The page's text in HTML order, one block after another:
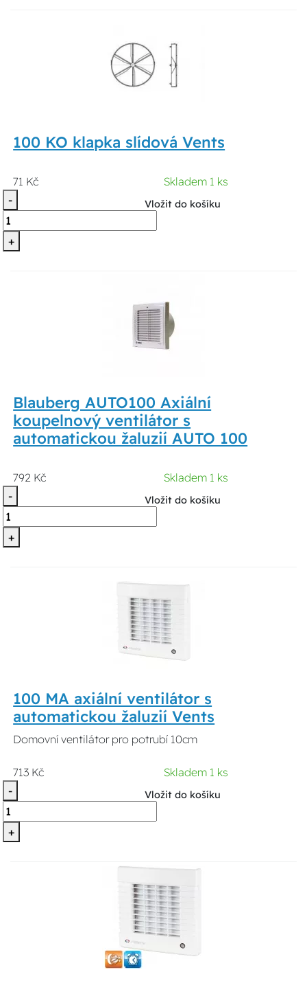
100 KO klapka slídová Vents
71 Kč
Skladem 1 ks
-
+
Vložit do košíku
Blauberg AUTO100 Axiální
koupelnový ventilátor s
automatickou žaluzií AUTO 100
792 Kč
Skladem 1 ks
-
+
Vložit do košíku
100 MA axiální ventilátor s
automatickou žaluzií Vents
Domovní ventilátor pro potrubí 10cm
713 Kč
Skladem 1 ks
-
+
Vložit do košíku